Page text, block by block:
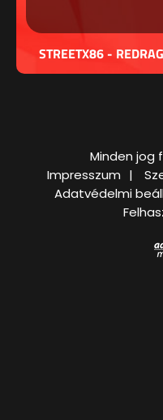
STREETX86 -
Minden jog
Impresszum
Adatvédelmi